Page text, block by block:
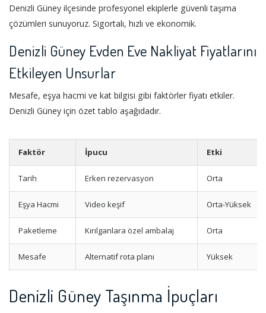
Denizli Güney ilçesinde profesyonel ekiplerle güvenli taşıma
çözümleri sunuyoruz. Sigortalı, hızlı ve ekonomik.
Denizli Güney Evden Eve Nakliyat Fiyatlarını
Etkileyen Unsurlar
Mesafe, eşya hacmi ve kat bilgisi gibi faktörler fiyatı etkiler.
Denizli Güney için özet tablo aşağıdadır.
Faktör İpucu Etki
Tarih Erken rezervasyon Orta
Eşya Hacmi Video keşif Orta-Yüksek
Paketleme Kırılganlara özel ambalaj Orta
Mesafe Alternatif rota planı Yüksek
Denizli Güney Taşınma İpuçları